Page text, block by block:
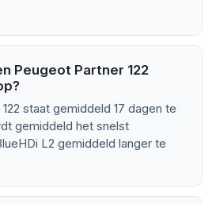
Peugeot Partner 122
staat gemiddeld 17 dagen te
gemiddeld het snelst
L2 gemiddeld langer te